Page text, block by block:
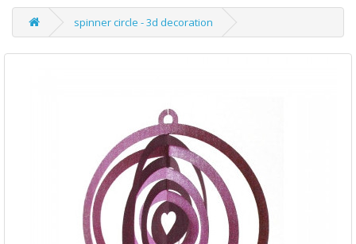
spinner circle - 3d decoration